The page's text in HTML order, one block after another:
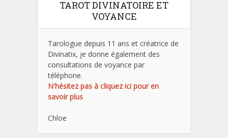
TAROT DIVINATOIRE ET
VOYANCE
Tarologue depuis 11 ans et créatrice de
Divinatix, je donne également des
consultations de voyance par
téléphone.
N'hésitez pas à cliquez ici pour en
savoir plus
Chloe